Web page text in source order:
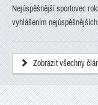
Nejúspěšnější sportovec
vyhlášením
Zobrazit všechny